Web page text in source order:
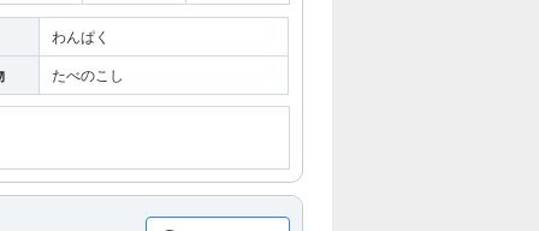
わんぱく
たべのこし